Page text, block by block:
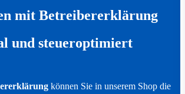
mit Betreibererklärung
und steueroptimiert
können Sie in unserem Shop die